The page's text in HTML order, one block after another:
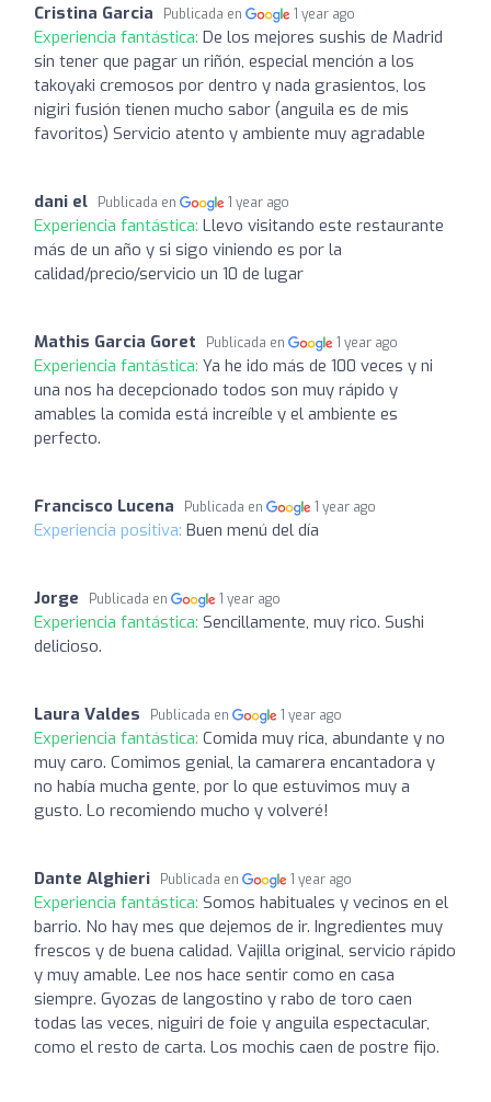
Cristina Garcia Publicada en 1 year ago
Experiencia fantástica: De los mejores sushis de Madrid
sin tener que pagar un riñón, especial mención a los
takoyaki cremosos por dentro y nada grasientos, los
nigiri fusión tienen mucho sabor (anguila es de mis
favoritos) Servicio atento y ambiente muy agradable
dani el Publicada en 1 year ago
Experiencia fantástica: Llevo visitando este restaurante
más de un año y si sigo viniendo es por la
calidad/precio/servicio un 10 de lugar
Mathis Garcia Goret Publicada en 1 year ago
Experiencia fantástica: Ya he ido más de 100 veces y ni
una nos ha decepcionado todos son muy rápido y
amables la comida está increíble y el ambiente es
perfecto.
Francisco Lucena Publicada en 1 year ago
Experiencia positiva: Buen menú del día
Jorge Publicada en 1 year ago
Experiencia fantástica: Sencillamente, muy rico. Sushi
delicioso.
Laura Valdes Publicada en 1 year ago
Experiencia fantástica: Comida muy rica, abundante y no
muy caro. Comimos genial, la camarera encantadora y
no había mucha gente, por lo que estuvimos muy a
gusto. Lo recomiendo mucho y volveré!
Dante Alghieri Publicada en 1 year ago
Experiencia fantástica: Somos habituales y vecinos en el
barrio. No hay mes que dejemos de ir. Ingredientes muy
frescos y de buena calidad. Vajilla original, servicio rápido
y muy amable. Lee nos hace sentir como en casa
siempre. Gyozas de langostino y rabo de toro caen
todas las veces, niguiri de foie y anguila espectacular,
como el resto de carta. Los mochis caen de postre fijo.